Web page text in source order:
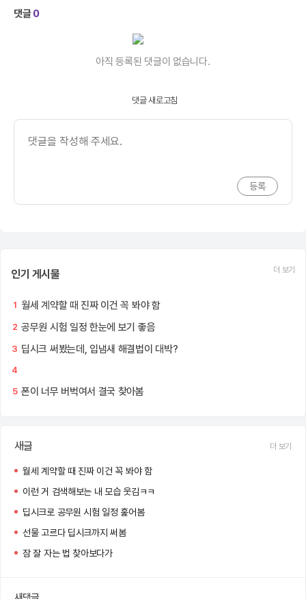
댓글0
아직 등록된 댓글이 없습니다.
댓글 새로고침
인기 게시물 더 보기
1 월세 계약할 때 진짜 이건 꼭 봐야 함
2 공무원 시험 일정 한눈에 보기 좋음
3 딥시크 써봤는데, 입냄새 해결법이 대박?
4
5 폰이 너무 버벅여서 결국 찾아봄
새글 더 보기
월세 계약할 때 진짜 이건 꼭 봐야 함
이런 거 검색해보는 내 모습 웃김ㅋㅋ
딥시크로 공무원 시험 일정 훑어봄
선물 고르다 딥시크까지 써봄
잠 잘 자는 법 찾아보다가